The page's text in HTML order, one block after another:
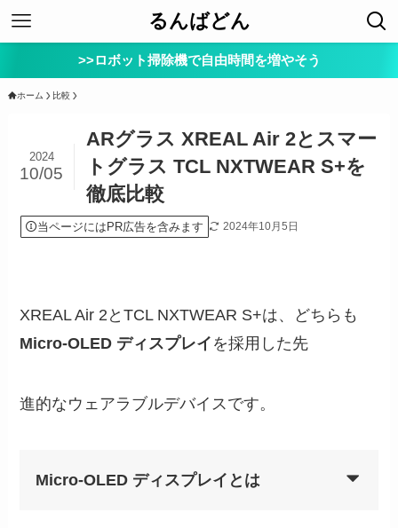
るんばどん
>>ロボット掃除機で自由時間を増やそう
ホーム 比較
ARグラス XREAL Air 2とスマー
トグラス TCL NXTWEAR S+を
徹底比較
2024
10/05
当ページにはPR広告を含みます 2024年10月5日
XREAL Air 2とTCL NXTWEAR S+は、どちらも
Micro-OLED ディスプレイ を採用した先
進的なウェアラブルデバイスです。
Micro-OLED ディスプレイとは